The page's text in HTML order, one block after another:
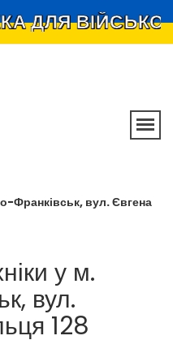
ВІЙСЬКОВИХ
Франківськ, вул. Євгена
у м.
вул.
128